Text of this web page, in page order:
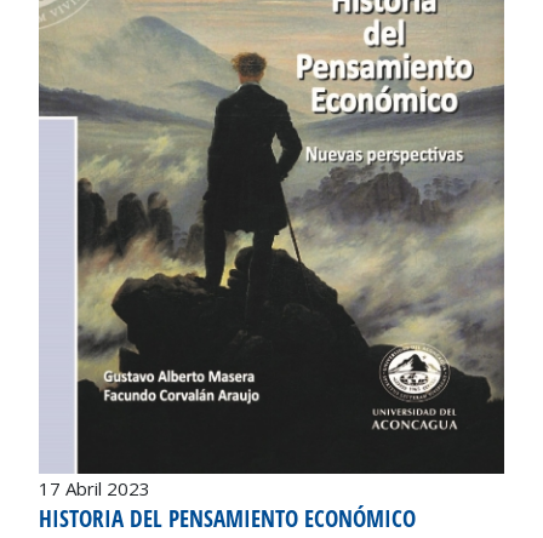
17 Abril 2023
HISTORIA DEL PENSAMIENTO ECONÓMICO